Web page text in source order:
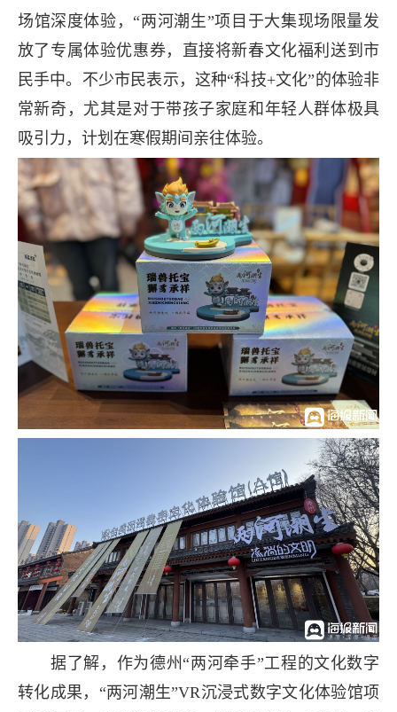
场馆深度体验，“两河潮生”项目于大集现场限量发
放了专属体验优惠券，直接将新春文化福利送到市
民手中。不少市民表示，这种“科技+文化”的体验非
常新奇，尤其是对于带孩子家庭和年轻人群体极具
吸引力，计划在寒假期间亲往体验。
据了解，作为德州“两河牵手”工程的文化数字
转化成果，“两河潮生”VR沉浸式数字文化体验馆项